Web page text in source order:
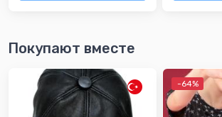
Покупают вместе
-64%